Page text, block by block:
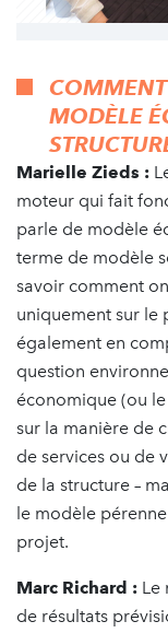
MODÈLE
Marielle Zieds :
moteur qui fait
parle de modèle
terme de modèle
savoir comment
uniquement sur le
également en
question
économique (ou le
sur la manière de
de services ou de
de la structure –
le modèle
projet.
Marc Richard : Le
de résultats